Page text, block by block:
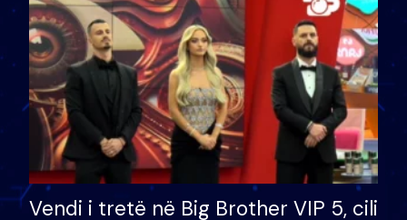
Vendi i tretë në Big Brother VIP 5, cili